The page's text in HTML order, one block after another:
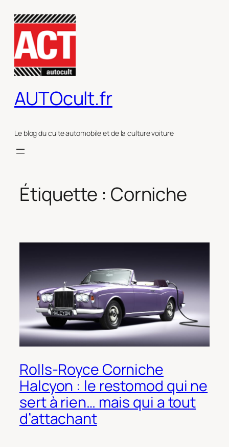
contenu
AUTOcult.fr
Le blog du culte automobile et de la culture voiture
Étiquette : Corniche
Rolls-Royce Corniche
Halcyon : le restomod qui ne
sert à rien… mais qui a tout
d’attachant